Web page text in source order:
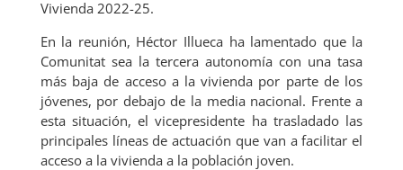
A
Vivienda 2022-25.
En la reunión, Héctor Illueca ha lamentado que la
Comunitat sea la tercera autonomía con una tasa
más baja de acceso a la vivienda por parte de los
jóvenes, por debajo de la media nacional. Frente a
esta situación, el vicepresidente ha trasladado las
principales líneas de actuación que van a facilitar el
acceso a la vivienda a la población joven.